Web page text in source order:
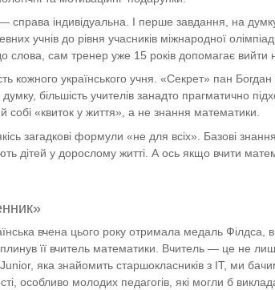
— справа індивідуальна. І перше завдання, на
учнів до рівня учасників міжнародної
слова, сам тренер уже 15 років допомагає
кожного українського учня. «Секрет» пан
більшість учителів занадто прагматично
собі «квиток у життя», а не знання математики.
загадкові формули «не для всіх». Базові
дітей у дорослому житті. А ось якщо вчити
вчена цього року отримала медаль Філдса,
її вчитель математики. Вчитель — це не
яка знайомить старшокласників з ІТ, ми
особливо молодих педагогів, які могли б